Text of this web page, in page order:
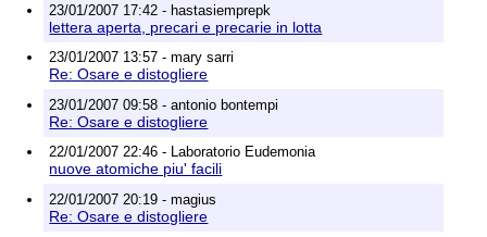
23/01/2007 17:42 - hastasiemprepk
lettera aperta, precari e precarie in lotta
23/01/2007 13:57 - mary sarri
Re: Osare e distogliere
23/01/2007 09:58 - antonio bontempi
Re: Osare e distogliere
22/01/2007 22:46 - Laboratorio Eudemonia
nuove atomiche piu' facili
22/01/2007 20:19 - magius
Re: Osare e distogliere